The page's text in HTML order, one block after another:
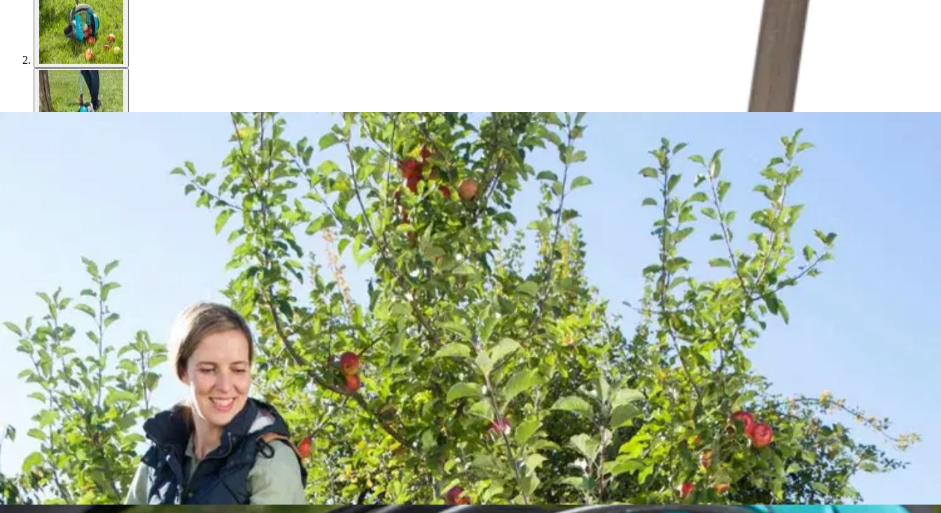
Asiakasomistaja-alennus-5 %
Avaa kuva suurempana
Avaa kuva suurempana
Avaa kuva suurempana
Avaa kuva suurempana
Avaa kuva suurempana
Karusellin nuolipainikkeet